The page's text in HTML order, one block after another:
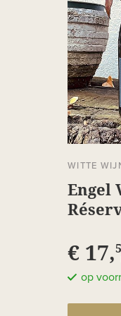
WITTE
Engel
€ 17,
op